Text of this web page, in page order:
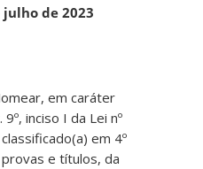
de 2023
em caráter
inciso I da Lei nº
em 4º
e títulos, da